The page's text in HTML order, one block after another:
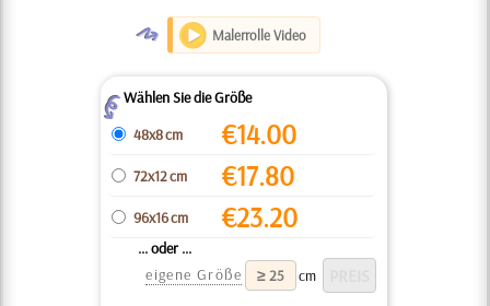
O Malerrolle Video
ZWählen Sie die Größe
48x8 cm
€14.00
72x12 cm €17.80
96x16 cm €23.20
... oder ...
eigene Größe
cm